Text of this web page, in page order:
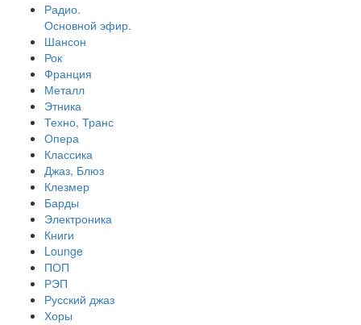
Радио.
Основной эфир.
Шансон
Рок
Франция
Металл
Этника
Техно, Транс
Опера
Классика
Джаз, Блюз
Клезмер
Барды
Электроника
Книги
Lounge
ПОП
РЭП
Русский джаз
Хоры